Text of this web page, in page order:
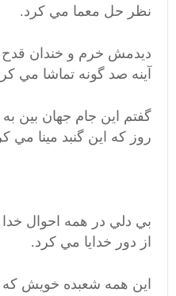
نظر حل معما مي کرد.
ديدمش خرم و خندان قدح
آينه صد گونه تماشا مي
گفتم اين جام جهان بين
روز که اين گنبد مينا مي
بي دلي در همه احوال
از دور خدايا مي کرد.
اين همه شعبده خويش